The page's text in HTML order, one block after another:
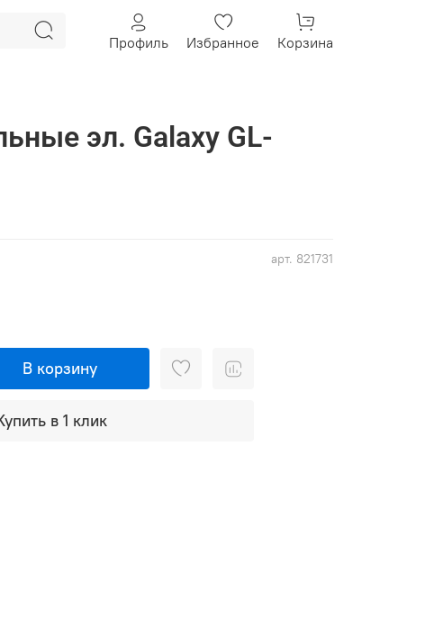
Профиль Избранное
Корзина
арт. 821731
эл. Galaxy GL-
В корзину
в 1 клик